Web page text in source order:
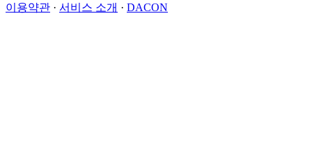
이용약관 · 서비스 소개 · DACON